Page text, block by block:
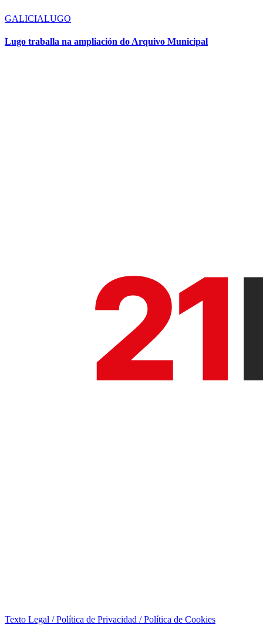
GALICIALUGO
Lugo traballa na ampliación do Arquivo Municipal
Texto Legal / Política de Privacidad / Política de Cookies